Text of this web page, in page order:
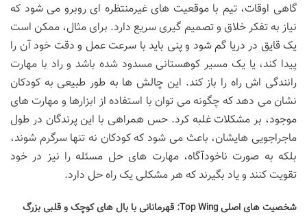
گاهی اوقات، تیم با موقعیت های غیرمنتظره ای روبرو می شود که
نیاز به تفکر خلاق و تصمیم گیری سریع دارد. برای مثال، ممکن است
یک قایق در دریا گم شود و پنی باید با سرعت عمل و دقت خود آن را
پیدا کند، یا یک مسیر کوهستانی مسدود شده باشد و راد با مهارت
رانندگی اش راه را باز کند. این چالش ها به طور طبیعی به کودکان
نشان می دهد که چگونه می توان با استفاده از ابزارها و مهارت های
موجود، بر مشکلات غلبه کرد. حس همراهی با این پرندگان در طول
ماجراجویی هایشان، باعث می شود که کودکان نه تنها سرگرم شوند،
بلکه به صورت ناخودآگاه، مهارت های حل مسئله را نیز در خود
تقویت کنند و یاد بگیرند که هر مشکلی یک راه حل دارد.
شخصیت های اصلی Top Wing: قهرمانانی با بال های کوچک و قلبی بزرگ